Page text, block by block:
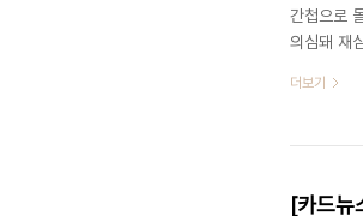
간첩으로
의심돼 재
출하겠다
반복될 절
더보기
[카드뉴